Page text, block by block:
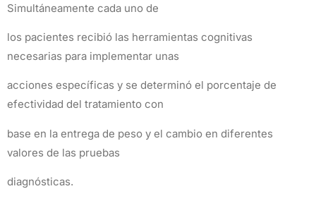
Simultáneamente cada uno de
los pacientes recibió las herramientas cognitivas
necesarias para implementar unas
acciones específicas y se determinó el porcentaje de
efectividad del tratamiento con
base en la entrega de peso y el cambio en diferentes
valores de las pruebas
diagnósticas.